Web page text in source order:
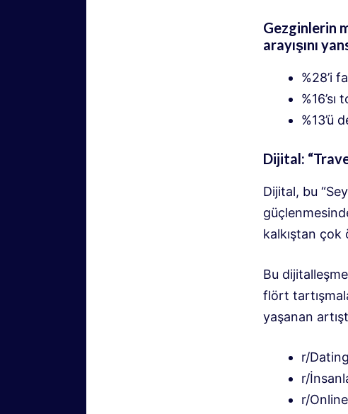
Gezginlerin
arayışını
%28’i
%13’ü
Dijital:
Dijital, bu
kalkıştan
Bu
flört
yaşanan
r/
r/
r/